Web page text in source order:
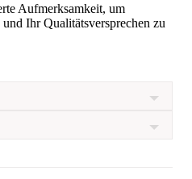
Aufmerksamkeit, um
Ihr Qualitätsversprechen zu